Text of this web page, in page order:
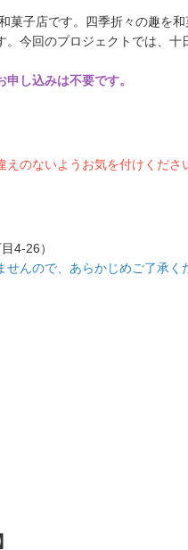
菓子店です。四季折々の趣を
今回のプロジェクトでは、
し込みは不要です。
のないようお気を付けくださ
4-26）
んので、あらかじめご了承く